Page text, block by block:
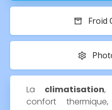
Froid
La climatisation,
confort